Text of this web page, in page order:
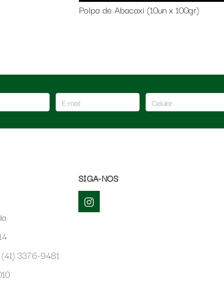
Polpa de Abacaxi (10un x 100gr)
3376-9481
SIGA-NOS